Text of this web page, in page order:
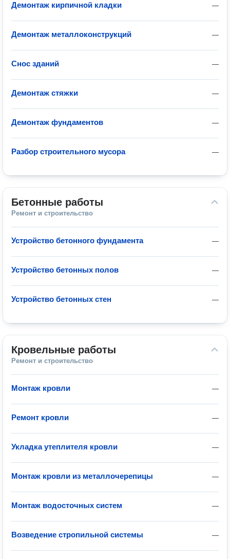
—
Демонтаж кирпичной кладки
—
Демонтаж металлоконструкций
—
Снос зданий
—
Демонтаж стяжки
—
Демонтаж фундаментов
—
Разбор строительного мусора
Бетонные работы
Ремонт и строительство
—
Устройство бетонного фундамента
—
Устройство бетонных полов
—
Устройство бетонных стен
Кровельные работы
Ремонт и строительство
—
Монтаж кровли
—
Ремонт кровли
—
Укладка утеплителя кровли
—
Монтаж кровли из металлочерепицы
—
Монтаж водосточных систем
—
Возведение стропильной системы